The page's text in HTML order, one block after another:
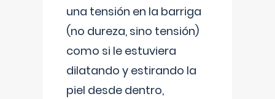
una tensión en la barriga
(no dureza, sino tensión)
como si le estuviera
dilatando y estirando la
piel desde dentro,